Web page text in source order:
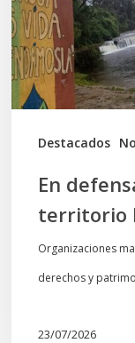
Destacados
y
el
territorio
Kuzpe
Mapu
En
territorio
Organizaciones
derechos y
23/07/2026